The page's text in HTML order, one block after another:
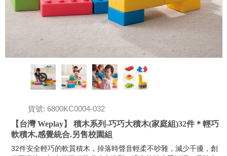
貨號: 6800KC0004-032
【台灣 Weplay】 積木系列-巧巧大積木(家庭組)32件＊輕巧
軟積木,感覺統合.另售校園組
32件安全輕巧的軟質積木，掉落時聲音輕柔不吵雜，減少干擾，創